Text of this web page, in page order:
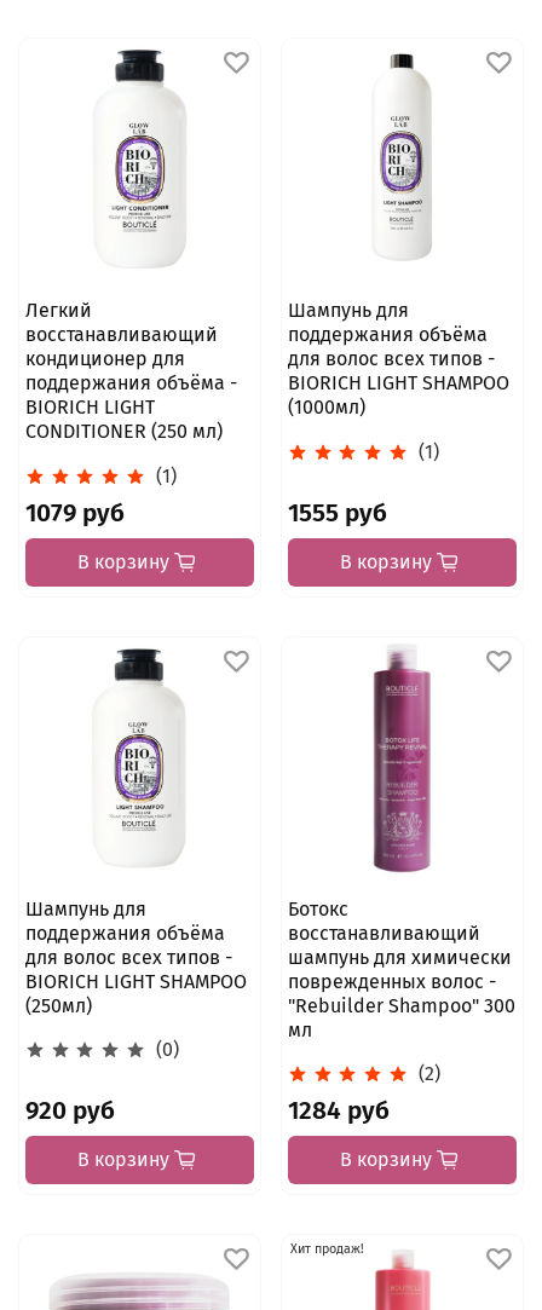
Легкий
восстанавливающий
кондиционер для
поддержания объёма -
BIORICH LIGHT
CONDITIONER (250 мл)
(1)
1079 руб
В корзину
Шампунь для
поддержания объёма
для волос всех типов -
BIORICH LIGHT SHAMPOO
(1000мл)
(1)
1555 руб
В корзину
Шампунь для
поддержания объёма
для волос всех типов -
BIORICH LIGHT SHAMPOO
(250мл)
(0)
920 руб
В корзину
Ботокс
восстанавливающий
шампунь для химически
поврежденных волос -
"Rebuilder Shampoo" 300
мл
(2)
1284 руб
В корзину
Хит продаж!